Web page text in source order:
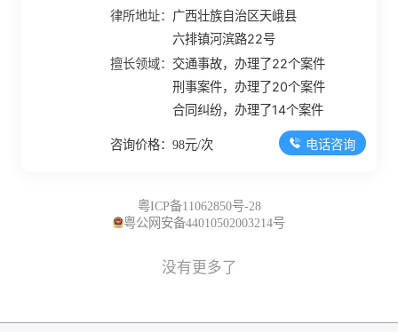
律所地址： 广西壮族自治区天峨县
六排镇河滨路22号
擅长领域： 交通事故，办理了22个案件
刑事案件，办理了20个案件
合同纠纷，办理了14个案件
咨询价格：98元/次 电话咨询
粤ICP备11062850号-28
粤公网安备44010502003214号
没有更多了